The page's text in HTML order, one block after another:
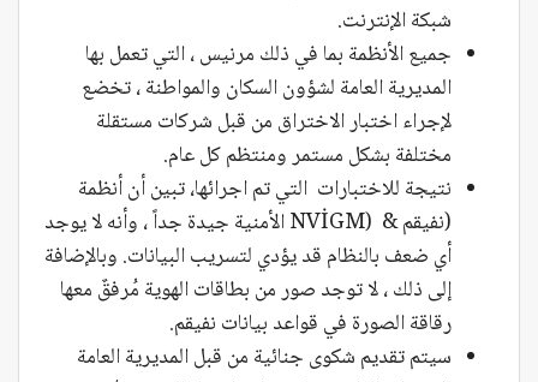
شبكة الإنترنت.
جميع الأنظمة بما في ذلك مرنيس ، التي تعمل بها
المديرية العامة لشؤون السكان والمواطنة ، تخضع
لإجراء اختبار الاختراق من قبل شركات مستقلة
مختلفة بشكل مستمر ومنتظم كل عام.
نتيجة للاختبارات التي تم اجرائها، تبين أن أنظمة
(نفيقم & (NVİGM الأمنية جيدة جداً ، وأنه لا يوجد
أي ضعف بالنظام قد يؤدي لتسريب البيانات. وبالإضافة
إلى ذلك ، لا توجد صور من بطاقات الهوية مُرفقٌ معها
رقاقة الصورة في قواعد بيانات نفيقم.
سيتم تقديم شكوى جنائية من قبل المديرية العامة